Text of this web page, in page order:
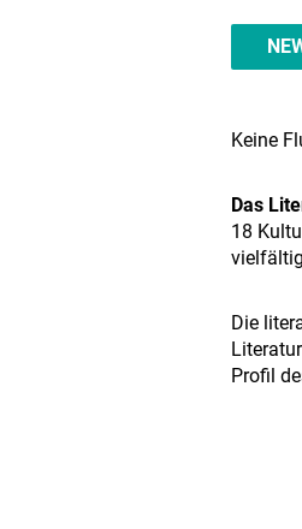
Keine
Das
18
Die
Profil